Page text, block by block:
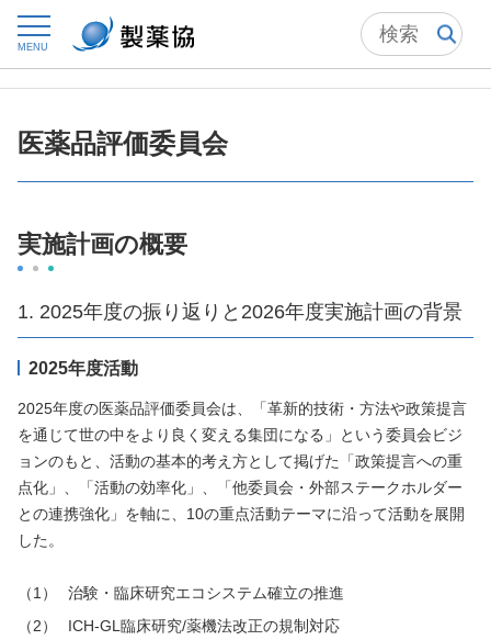
MENU
トップ 方針・活動 事業方針・事業計画・実施計画
医薬品評価委員会
実施計画の概要
1. 2025年度の振り返りと2026年度実施計画の背景
2025年度活動
2025年度の医薬品評価委員会は、「革新的技術・方法や政策提言
を通じて世の中をより良く変える集団になる」という委員会ビジ
ョンのもと、活動の基本的考え方として掲げた「政策提言への重
点化」、「活動の効率化」、「他委員会・外部ステークホルダー
との連携強化」を軸に、10の重点活動テーマに沿って活動を展開
した。
治験・臨床研究エコシステム確立の推進
ICH-GL臨床研究/薬機法改正の規制対応